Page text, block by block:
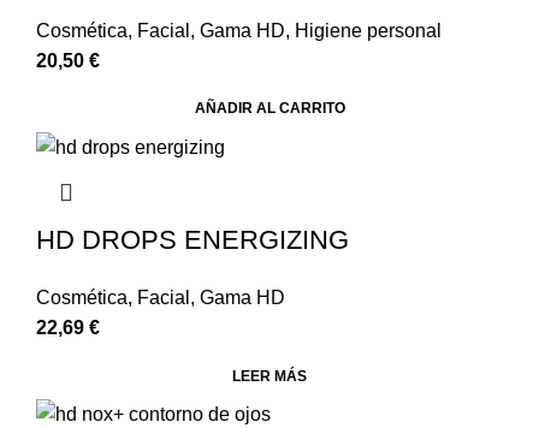
Cosmética, Facial , Gama HD, Higiene personal
20,50 €
AÑADIR AL CARRITO
HD DROPS ENERGIZING
Cosmética, Facial , Gama HD
22,69 €
LEER MÁS